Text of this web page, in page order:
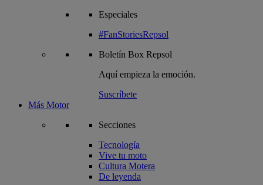
Especiales
#FanStoriesRepsol
Boletín Box Repsol
Aquí empieza la emoción.
Suscríbete
Más Motor
Secciones
Tecnología
Vive tu moto
Cultura Motera
De leyenda